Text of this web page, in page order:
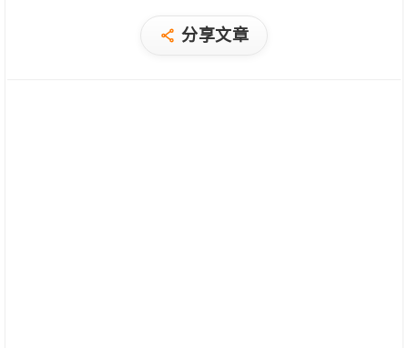
分享文章